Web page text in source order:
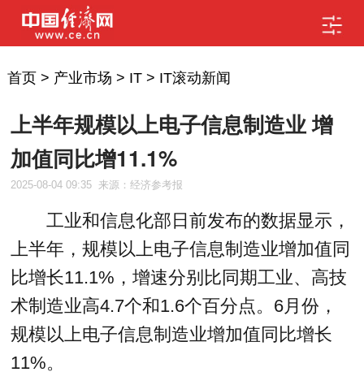
首页> 产业市场 > IT> IT滚动新闻
上半年规模以上电子信息制造业 增
加值同比增11.1%
2025-08-04 09:35 来源：经济参考报
工业和信息化部日前发布的数据显示，
上半年，规模以上电子信息制造业增加值同
比增长11.1%，增速分别比同期工业、高技
术制造业高4.7个和1.6个百分点。6月份，
规模以上电子信息制造业增加值同比增长
11%。